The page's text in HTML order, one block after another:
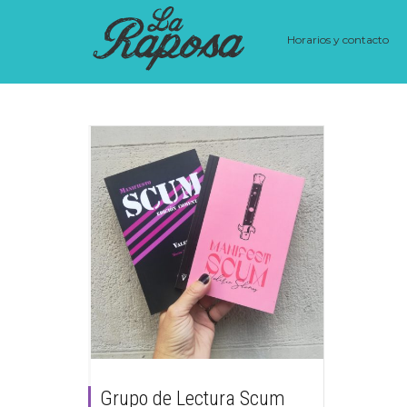
Horarios y contacto
Grupo de Lectura Scum